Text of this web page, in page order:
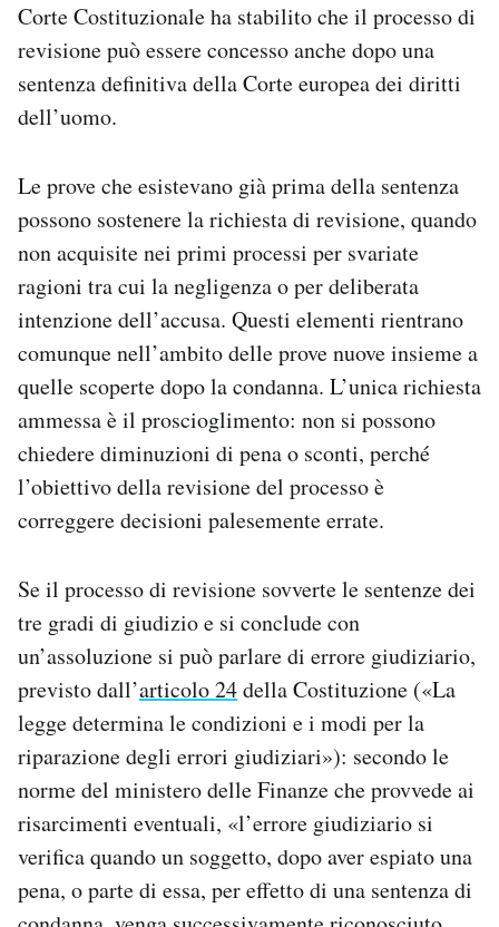
Corte Costituzionale ha stabilito che il processo di
revisione può essere concesso anche dopo una
sentenza definitiva della Corte europea dei diritti
dell’uomo.
Le prove che esistevano già prima della sentenza
possono sostenere la richiesta di revisione, quando
non acquisite nei primi processi per svariate
ragioni tra cui la negligenza o per deliberata
intenzione dell’accusa. Questi elementi rientrano
comunque nell’ambito delle prove nuove insieme a
quelle scoperte dopo la condanna. L’unica richiesta
ammessa è il proscioglimento: non si possono
chiedere diminuzioni di pena o sconti, perché
l’obiettivo della revisione del processo è
correggere decisioni palesemente errate.
Se il processo di revisione sovverte le sentenze dei
tre gradi di giudizio e si conclude con
un’assoluzione si può parlare di errore giudiziario,
previsto dall’articolo 24della Costituzione («La
legge determina le condizioni e i modi per la
riparazione degli errori giudiziari»): secondo le
norme del ministero delle Finanze che provvede ai
risarcimenti eventuali, «l’errore giudiziario si
verifica quando un soggetto, dopo aver espiato una
pena, o parte di essa, per effetto di una sentenza di